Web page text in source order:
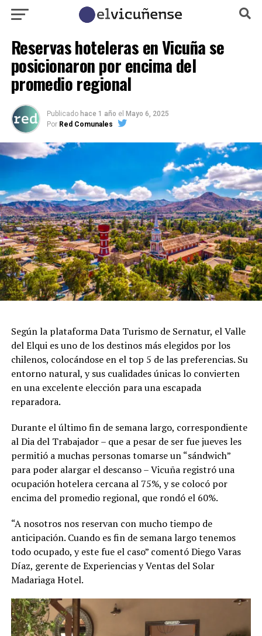
Reservas hoteleras en Vicuña se
posicionaron por encima del
promedio regional
Publicado hace 1 año el Mayo 6, 2025
Por Red Comunales
Según la plataforma Data Turismo de Sernatur, el Valle
del Elqui es uno de los destinos más elegidos por los
chilenos, colocándose en el top 5 de las preferencias. Su
entorno natural, y sus cualidades únicas lo convierten
en una excelente elección para una escapada
reparadora.
Durante el último fin de semana largo, correspondiente
al Dia del Trabajador – que a pesar de ser fue jueves les
permitió a muchas personas tomarse un “sándwich”
para poder alargar el descanso – Vicuña registró una
ocupación hotelera cercana al 75%, y se colocó por
encima del promedio regional, que rondó el 60%.
“A nosotros nos reservan con mucho tiempo de
anticipación. Cuando es fin de semana largo tenemos
todo ocupado, y este fue el caso” comentó Diego Varas
Díaz, gerente de Experiencias y Ventas del Solar
Madariaga Hotel.